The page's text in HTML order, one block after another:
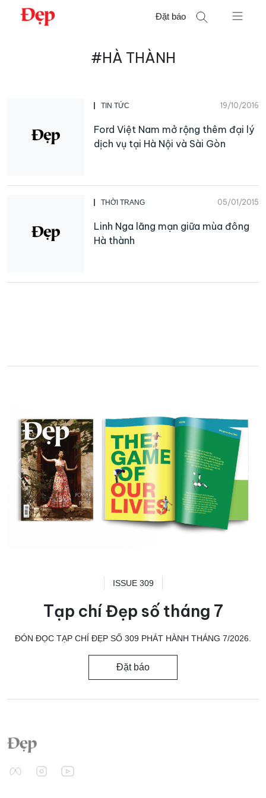
Chuyển
Đặt báo
#HÀ THÀNH
TIN TỨC 19/10/2016
Ford Việt Nam mở rộng thêm đại lý
dịch vụ tại Hà Nội và Sài Gòn
THỜI TRANG 05/01/2015
Linh Nga lãng mạn giữa mùa đông
Hà thành
ISSUE 309
Tạp chí Đẹp số tháng 7
ĐÓN ĐỌC TẠP CHÍ ĐẸP SỐ 309 PHÁT HÀNH THÁNG 7/2026.
Đặt báo